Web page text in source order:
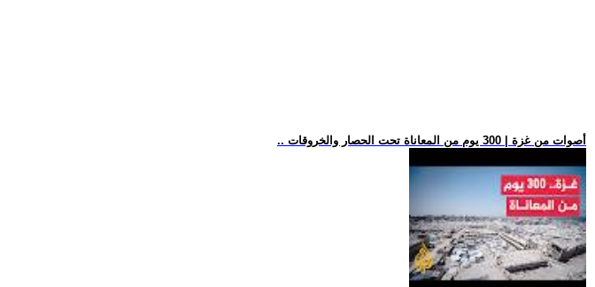
.. أصوات من غزة | 300 يوم من المعاناة تحت الحصار والخروقات